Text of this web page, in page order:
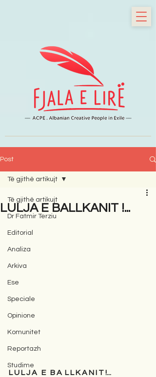
Post
Të gjithë artikujt
Dr Fatmir Terziu
Editorial
Analiza
Arkiva
Ese
Speciale
Opinione
Komunitet
Reportazh
Studime
Të gjithë artikujt
LULJA E BALLKANIT !...
L U L J A   E   B A  L L K A N I T !...